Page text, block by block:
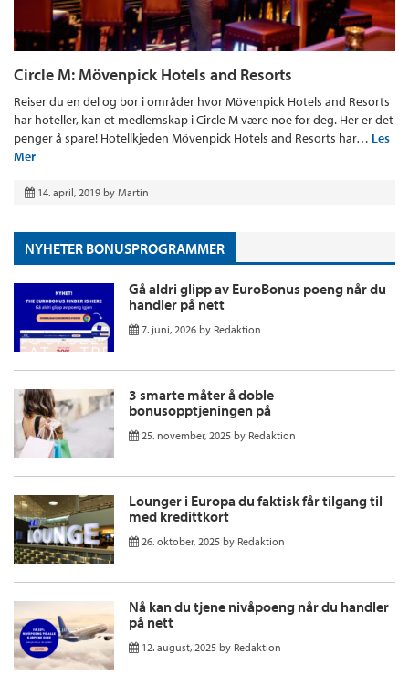
Circle M: Mövenpick Hotels and Resorts
Reiser du en del og bor i områder hvor Mövenpick Hotels and Resorts
har hoteller, kan et medlemskap i Circle M være noe for deg. Her er det
penger å spare! Hotellkjeden Mövenpick Hotels and Resorts har… Les
Mer
14. april, 2019 by Martin
NYHETER BONUSPROGRAMMER
Gå aldri glipp av EuroBonus poeng når du
handler på nett
7. juni, 2026 by Redaktion
3 smarte måter å doble
bonusopptjeningen på
25. november, 2025 by Redaktion
Lounger i Europa du faktisk får tilgang til
med kredittkort
26. oktober, 2025 by Redaktion
Nå kan du tjene nivåpoeng når du handler
på nett
12. august, 2025 by Redaktion